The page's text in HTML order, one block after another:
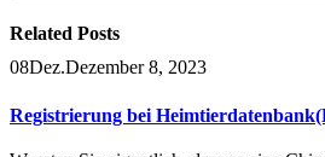
Related Posts
08Dez.Dezember 8, 2023
Registrierung bei